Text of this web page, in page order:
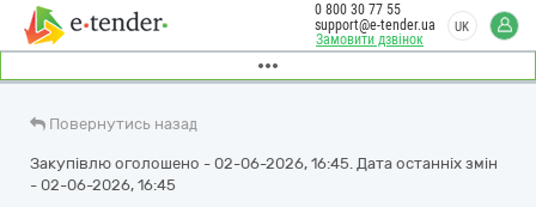
Замовити дзвінок
0 800 30 77 55
support@e-tender.ua
UK
Повернутись назад
Закупівлю оголошено - 02-06-2026, 16:45. Дата останніх змін
- 02-06-2026, 16:45